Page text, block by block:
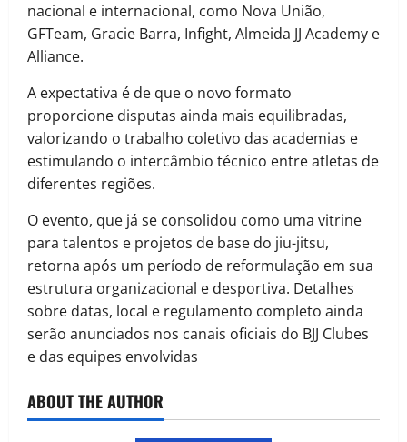
nacional e internacional, como Nova União,
GFTeam, Gracie Barra, Infight, Almeida JJ Academy e
Alliance.
A expectativa é de que o novo formato
proporcione disputas ainda mais equilibradas,
valorizando o trabalho coletivo das academias e
estimulando o intercâmbio técnico entre atletas de
diferentes regiões.
O evento, que já se consolidou como uma vitrine
para talentos e projetos de base do jiu-jitsu,
retorna após um período de reformulação em sua
estrutura organizacional e desportiva. Detalhes
sobre datas, local e regulamento completo ainda
serão anunciados nos canais oficiais do BJJ Clubes
e das equipes envolvidas
ABOUT THE AUTHOR